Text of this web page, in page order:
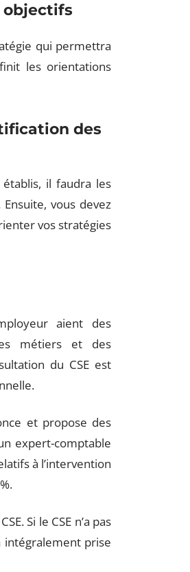
objectifs
qui permettra
les orientations
des
il faudra les
vous devez
vos stratégies
aient des
métiers et des
du CSE est
et propose des
expert-comptable
à l’intervention
Si le CSE n’a pas
intégralement prise